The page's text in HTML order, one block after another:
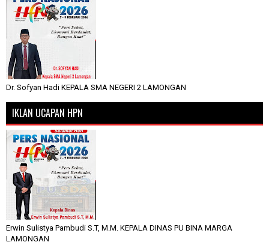
Dr. Sofyan Hadi KEPALA SMA NEGERI 2 LAMONGAN
IKLAN UCAPAN HPN
Erwin Sulistya Pambudi S.T, M.M. KEPALA DINAS PU BINA MARGA
LAMONGAN